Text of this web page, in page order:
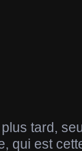
tard,
qui est